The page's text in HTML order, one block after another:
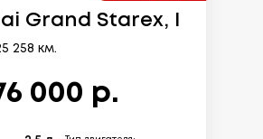
Grand Starex, I
258 км.
000 р.